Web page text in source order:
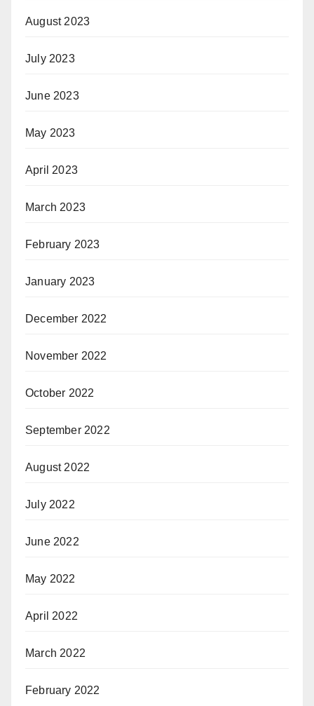
August 2023
July 2023
June 2023
May 2023
April 2023
March 2023
February 2023
January 2023
December 2022
November 2022
October 2022
September 2022
August 2022
July 2022
June 2022
May 2022
April 2022
March 2022
February 2022